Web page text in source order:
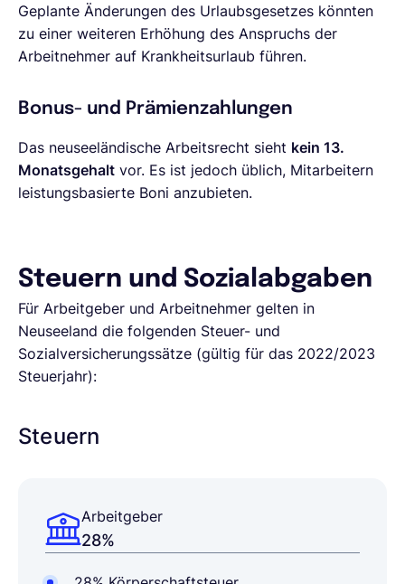
Geplante Änderungen des Urlaubsgesetzes könnten
zu einer weiteren Erhöhung des Anspruchs der
Arbeitnehmer auf Krankheitsurlaub führen.
Bonus- und Prämienzahlungen
Das neuseeländische Arbeitsrecht sieht kein 13.
Monatsgehalt vor. Es ist jedoch üblich, Mitarbeitern
leistungsbasierte Boni anzubieten.
Steuern und Sozialabgaben
Für Arbeitgeber und Arbeitnehmer gelten in
Neuseeland die folgenden Steuer- und
Sozialversicherungssätze (gültig für das 2022/2023
Steuerjahr):
Steuern
Arbeitgeber
28%